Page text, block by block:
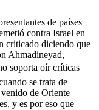
de países
contra Israel en
criticado diciendo que
Ahmadineyad,
soporta oír críticas
se trata de
de Oriente
y es por eso que